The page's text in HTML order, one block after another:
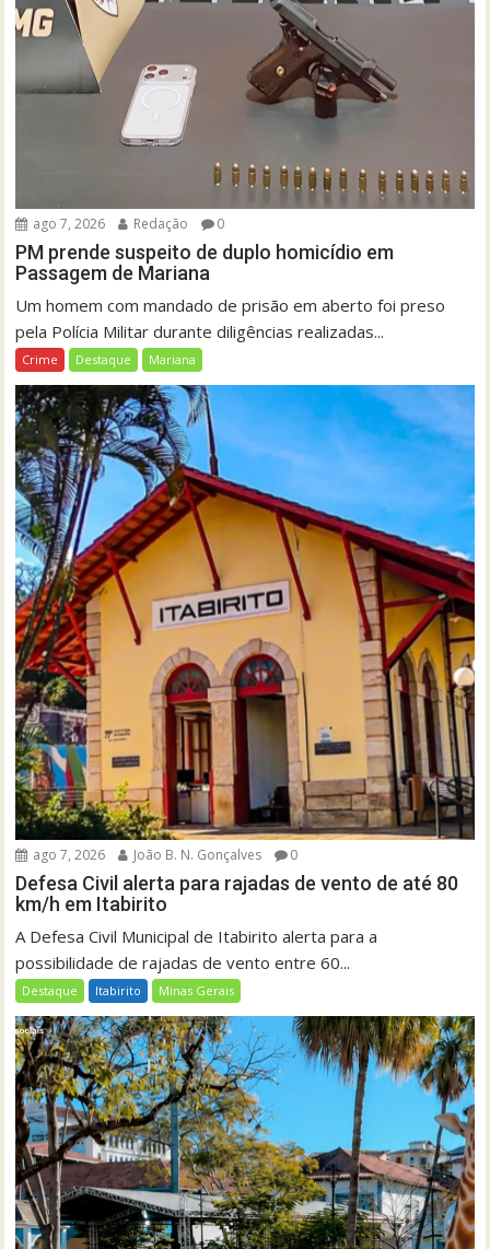
ago 7, 2026 Redação 0
PM prende suspeito de duplo homicídio em
Passagem de Mariana
Um homem com mandado de prisão em aberto foi preso
pela Polícia Militar durante diligências realizadas...
Crime Destaque Mariana
ago 7, 2026 João B. N. Gonçalves 0
Defesa Civil alerta para rajadas de vento de até 80
km/h em Itabirito
A Defesa Civil Municipal de Itabirito alerta para a
possibilidade de rajadas de vento entre 60...
Destaque Itabirito Minas Gerais